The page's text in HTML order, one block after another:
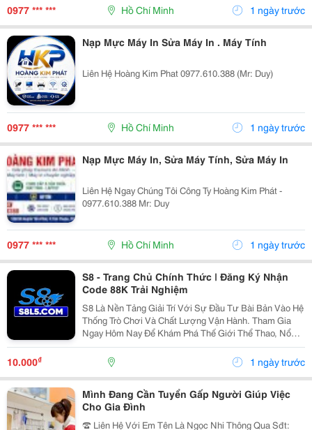
0977 *** *** Hồ Chí Minh 1 ngày trước
Nạp Mực Máy In Sửa Máy In . Máy Tính
Liên Hệ Hoàng Kim Phat 0977.610.388 (Mr: Duy)
0977 *** *** Hồ Chí Minh 1 ngày trước
Nạp Mực Máy In, Sửa Máy Tính, Sửa Máy In
Liên Hệ Ngay Chúng Tôi Công Ty Hoàng Kim Phát -
0977.610.388 Mr: Duy
0977 *** *** Hồ Chí Minh 1 ngày trước
S8 - Trang Chủ Chính Thức | Đăng Ký Nhận
Code 88K Trải Nghiệm
S8 Là Nền Tảng Giải Trí Với Sự Đầu Tư Bài Bản Vào Hệ
Thống Trò Chơi Và Chất Lượng Vận Hành. Tham Gia
Ngay Hôm Nay Để Khám Phá Thế Giới Thể Thao, Nổ
Hũ, Bắn Cá Cùng Nhiều Ưu Đãi Hấp Dẫn Dành Cho
Thành Viên. Thông Tin Liên Hệ Tên Thương Hiệu: S8 ...
10.000₫ 1 ngày trước
Mình Đang Cần Tuyển Gấp Người Giúp Việc
Cho Gia Đình
☎️ Liên Hệ Với Em Tên Là Ngọc Nhi Thông Qua Sđt: